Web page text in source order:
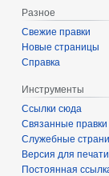
Разное
Свежие правки
Новые страницы
Справка
Инструменты
Ссылки сюда
Связанные правки
Служебные
Версия для печати
Постоянная